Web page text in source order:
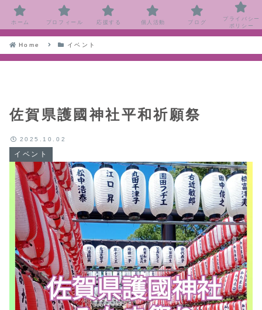
Home イベント
佐賀県護國神社平和祈願祭
イベント
2025.10.02
ホーム プロフィール 応援する 個人活動 ブログ
プライバシー
ポリシー